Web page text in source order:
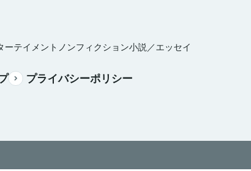
ーテイメント ノンフィクション小説／エッセイ
プライバシーポリシー